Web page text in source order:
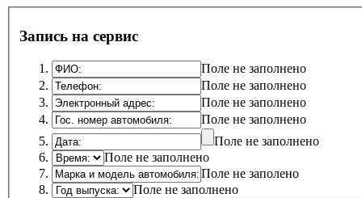
Запись на сервис
Поле не заполнено
Поле не заполнено
Поле не заполнено
Поле не заполнено
Поле не заполнено
Поле не заполнено
Поле не заполено
Поле не заполнено